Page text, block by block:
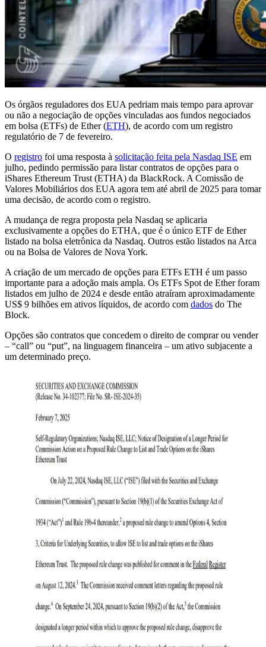
Os órgãos reguladores dos EUA pedriam mais tempo para aprovar
ou não a negociação de opções vinculadas aos fundos negociados
em bolsa (ETFs) de Ether (ETH), de acordo com um registro
regulatório de 7 de fevereiro.
O registro foi uma resposta à solicitação feita pela Nasdaq ISE em
julho, pedindo permissão para listar contratos de opções para o
iShares Ethereum Trust (ETHA) da BlackRock. A Comissão de
Valores Mobiliários dos EUA agora tem até abril de 2025 para tomar
uma decisão, de acordo com o registro.
A mudança de regra proposta pela Nasdaq se aplicaria
exclusivamente a opções do ETHA, que é o único ETF de Ether
listado na bolsa eletrônica da Nasdaq. Outros estão listados na Arca
ou na Bolsa de Valores de Nova York.
A criação de um mercado de opções para ETFs ETH é um passo
importante para a adoção mais ampla. Os ETFs Spot de Ether foram
listados em julho de 2024 e desde então atraíram aproximadamente
US$ 9 bilhões em ativos líquidos, de acordo com dados do The
Block.
Opções são contratos que concedem o direito de comprar ou vender
– “call” ou “put”, na linguagem financeira – um ativo subjacente a
um determinado preço.